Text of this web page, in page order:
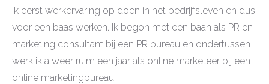
ik eerst werkervaring op doen in het bedrijfsleven en dus
voor een baas werken. Ik begon met een baan als PR en
marketing consultant bij een PR bureau en ondertussen
werk ik alweer ruim een jaar als online marketeer bij een
online marketingbureau.